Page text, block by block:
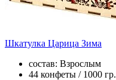
Шкатулка Царица Зима
состав: Взрослым
44 конфеты / 1000 гр.